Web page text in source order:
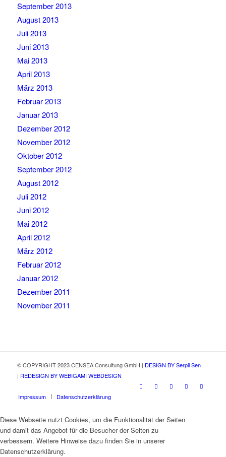
September 2013
August 2013
Juli 2013
Juni 2013
Mai 2013
April 2013
März 2013
Februar 2013
Januar 2013
Dezember 2012
November 2012
Oktober 2012
September 2012
August 2012
Juli 2012
Juni 2012
Mai 2012
April 2012
März 2012
Februar 2012
Januar 2012
Dezember 2011
November 2011
© COPYRIGHT 2023 CENSEA Consultung GmbH | DESIGN BY Serpil Sen
| REDESIGN BY WEBIGAMI WEBDESIGN
Impressum Datenschutzerklärung
Diese Webseite nutzt Cookies, um die Funktionalität der Seiten
und damit das Angebot für die Besucher der Seiten zu
verbessern. Weitere Hinweise dazu finden Sie in unserer
Datenschutzerklärung.